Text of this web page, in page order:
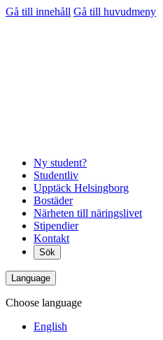
Gå till innehåll Gå till huvudmeny
Ny student?
Studentliv
Upptäck Helsingborg
Bostäder
Närheten till näringslivet
Stipendier
Kontakt
Sök
Language
Choose language
English